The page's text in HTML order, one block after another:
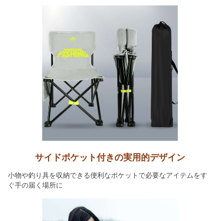
サイドポケット付きの実用的デザイン
小物や釣り具を収納できる便利なポケットで必要なアイテムをす
ぐ手の届く場所に